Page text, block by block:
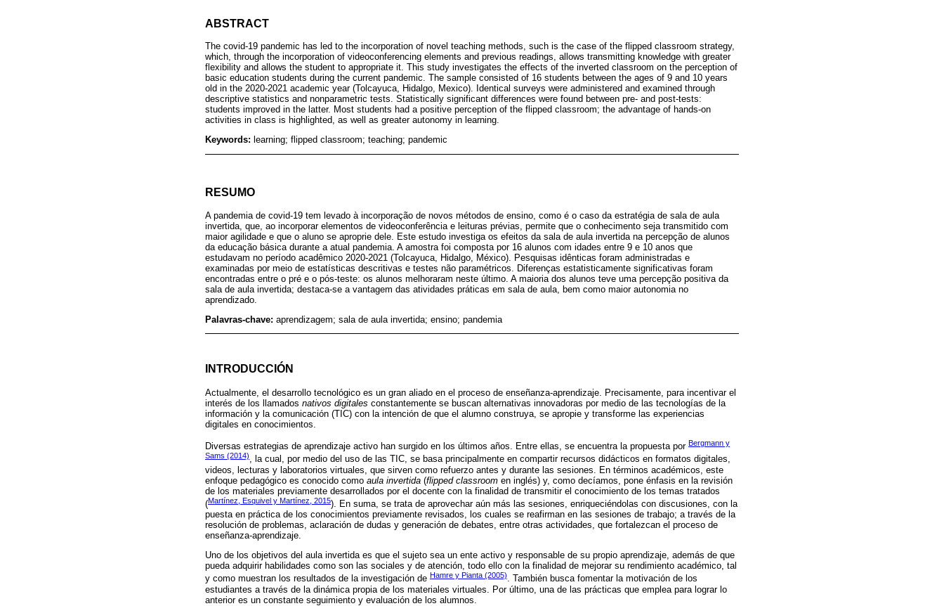
ABSTRACT
The covid-19 pandemic has led to the incorporation of novel teaching methods, such is the case of the flipped classroom strategy,
which, through the incorporation of videoconferencing elements and previous readings, allows transmitting knowledge with greater
flexibility and allows the student to appropriate it. This study investigates the effects of the inverted classroom on the perception of
basic education students during the current pandemic. The sample consisted of 16 students between the ages of 9 and 10 years
old in the 2020-2021 academic year (Tolcayuca, Hidalgo, Mexico). Identical surveys were administered and examined through
descriptive statistics and nonparametric tests. Statistically significant differences were found between pre- and post-tests:
students improved in the latter. Most students had a positive perception of the flipped classroom; the advantage of hands-on
activities in class is highlighted, as well as greater autonomy in learning.
Keywords: learning; flipped classroom; teaching; pandemic
RESUMO
A pandemia de covid-19 tem levado à incorporação de novos métodos de ensino, como é o caso da estratégia de sala de aula
invertida, que, ao incorporar elementos de videoconferência e leituras prévias, permite que o conhecimento seja transmitido com
maior agilidade e que o aluno se aproprie dele. Este estudo investiga os efeitos da sala de aula invertida na percepção de alunos
da educação básica durante a atual pandemia. A amostra foi composta por 16 alunos com idades entre 9 e 10 anos que
estudavam no período acadêmico 2020-2021 (Tolcayuca, Hidalgo, México). Pesquisas idênticas foram administradas e
examinadas por meio de estatísticas descritivas e testes não paramétricos. Diferenças estatisticamente significativas foram
encontradas entre o pré e o pós-teste: os alunos melhoraram neste último. A maioria dos alunos teve uma percepção positiva da
sala de aula invertida; destaca-se a vantagem das atividades práticas em sala de aula, bem como maior autonomia no
aprendizado.
Palavras-chave: aprendizagem; sala de aula invertida; ensino; pandemia
INTRODUCCIÓN
Actualmente, el desarrollo tecnológico es un gran aliado en el proceso de enseñanza-aprendizaje. Precisamente, para incentivar el
interés de los llamados nativos digitales constantemente se buscan alternativas innovadoras por medio de las tecnologías de la
información y la comunicación (TIC) con la intención de que el alumno construya, se apropie y transforme las experiencias
digitales en conocimientos.
Diversas estrategias de aprendizaje activo han surgido en los últimos años. Entre ellas, se encuentra la propuesta por Bergmann y
Sams (2014), la cual, por medio del uso de las TIC, se basa principalmente en compartir recursos didácticos en formatos digitales,
videos, lecturas y laboratorios virtuales, que sirven como refuerzo antes y durante las sesiones. En términos académicos, este
enfoque pedagógico es conocido como aula invertida (flipped classroom en inglés) y, como decíamos, pone énfasis en la revisión
de los materiales previamente desarrollados por el docente con la finalidad de transmitir el conocimiento de los temas tratados
(Martínez, Esquivel y Martínez, 2015). En suma, se trata de aprovechar aún más las sesiones, enriqueciéndolas con discusiones, con la
puesta en práctica de los conocimientos previamente revisados, los cuales se reafirman en las sesiones de trabajo; a través de la
resolución de problemas, aclaración de dudas y generación de debates, entre otras actividades, que fortalezcan el proceso de
enseñanza-aprendizaje.
Uno de los objetivos del aula invertida es que el sujeto sea un ente activo y responsable de su propio aprendizaje, además de que
pueda adquirir habilidades como son las sociales y de atención, todo ello con la finalidad de mejorar su rendimiento académico, tal
y como muestran los resultados de la investigación de Hamre y Pianta (2005). También busca fomentar la motivación de los
estudiantes a través de la dinámica propia de los materiales virtuales. Por último, una de las prácticas que emplea para lograr lo
anterior es un constante seguimiento y evaluación de los alumnos.